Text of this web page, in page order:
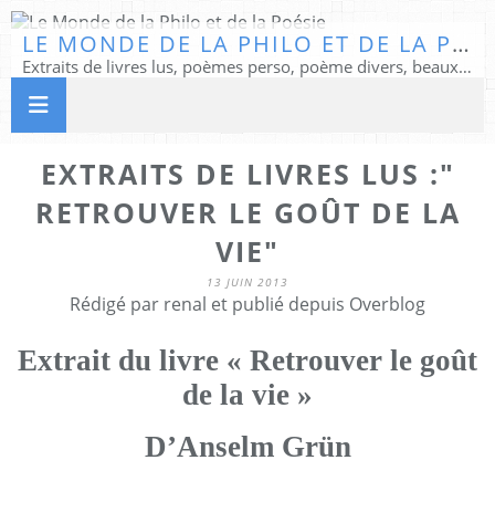
LE MONDE DE LA PHILO ET DE LA POÉSIE
Extraits de livres lus, poèmes perso, poème divers, beaux textes...
EXTRAITS DE LIVRES LUS :"
RETROUVER LE GOÛT DE LA
VIE"
13 JUIN 2013
Rédigé par renal et publié depuis Overblog
Extrait du livre « Retrouver le goût
de la vie »
D’Anselm Grün